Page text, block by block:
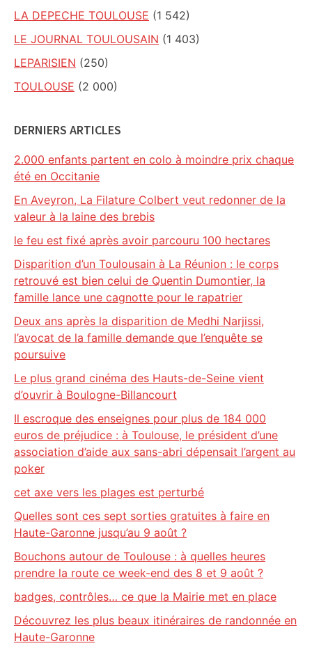
LA DEPECHE TOULOUSE (1 542)
LE JOURNAL TOULOUSAIN (1 403)
LEPARISIEN (250)
TOULOUSE (2 000)
DERNIERS ARTICLES
2.000 enfants partent en colo à moindre prix chaque
été en Occitanie
En Aveyron, La Filature Colbert veut redonner de la
valeur à la laine des brebis
le feu est fixé après avoir parcouru 100 hectares
Disparition d’un Toulousain à La Réunion : le corps
retrouvé est bien celui de Quentin Dumontier, la
famille lance une cagnotte pour le rapatrier
Deux ans après la disparition de Medhi Narjissi,
l’avocat de la famille demande que l’enquête se
poursuive
Le plus grand cinéma des Hauts-de-Seine vient
d’ouvrir à Boulogne-Billancourt
Il escroque des enseignes pour plus de 184 000
euros de préjudice : à Toulouse, le président d’une
association d’aide aux sans-abri dépensait l’argent au
poker
cet axe vers les plages est perturbé
Quelles sont ces sept sorties gratuites à faire en
Haute-Garonne jusqu’au 9 août ?
Bouchons autour de Toulouse : à quelles heures
prendre la route ce week-end des 8 et 9 août ?
badges, contrôles… ce que la Mairie met en place
Découvrez les plus beaux itinéraires de randonnée en
Haute-Garonne